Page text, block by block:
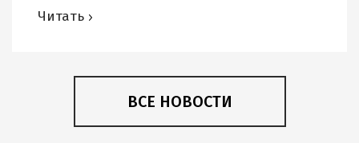
Читать
ВСЕ НОВОСТИ